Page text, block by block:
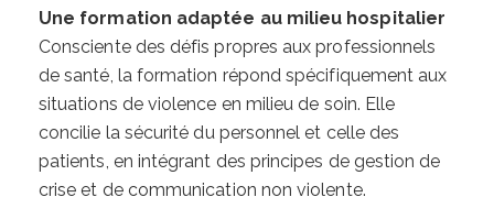
Une formation adaptée au milieu hospitalier
Consciente des défis propres aux professionnels
de santé, la formation répond spécifiquement aux
situations de violence en milieu de soin. Elle
concilie la sécurité du personnel et celle des
patients, en intégrant des principes de gestion de
crise et de communication non violente.